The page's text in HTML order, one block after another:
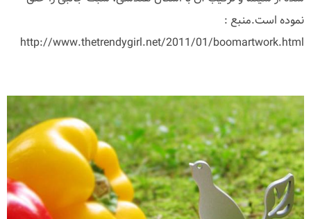
نموده است.منبع :
http://www.thetrendygirl.net/2011/01/boomartwork.html